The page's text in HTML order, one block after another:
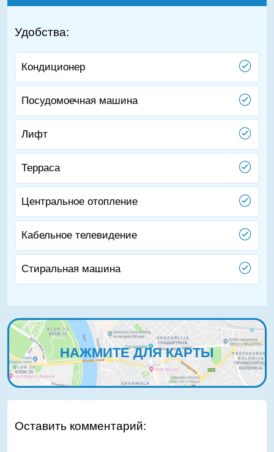
Удобства:
Кондиционер
Посудомоечная машина
Лифт
Терраса
Центральное отопление
Кабельное телевидение
Стиральная машина
НАЖМИТЕ ДЛЯ КАРТЫ
Оставить комментарий: